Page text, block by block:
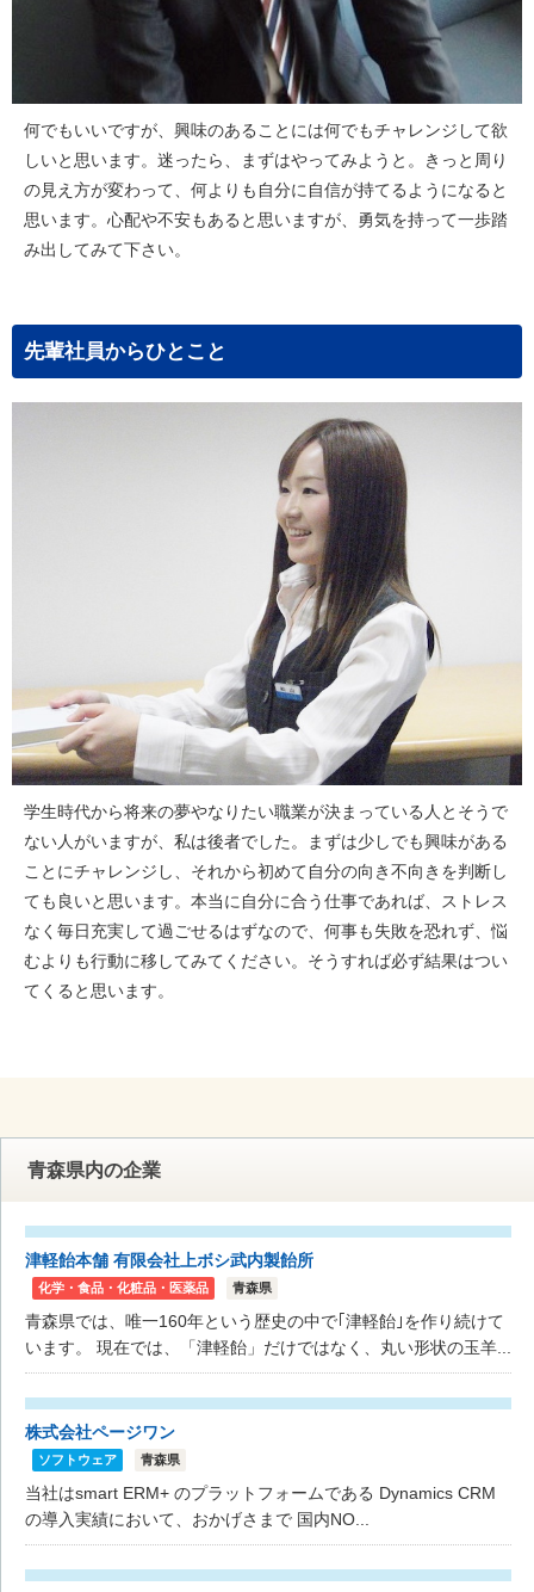
何でもいいですが、興味のあることには何でもチャレンジして欲
しいと思います。迷ったら、まずはやってみようと。きっと周り
の見え方が変わって、何よりも自分に自信が持てるようになると
思います。心配や不安もあると思いますが、勇気を持って一歩踏
み出してみて下さい。
先輩社員からひとこと
学生時代から将来の夢やなりたい職業が決まっている人とそうで
ない人がいますが、私は後者でした。まずは少しでも興味がある
ことにチャレンジし、それから初めて自分の向き不向きを判断し
ても良いと思います。本当に自分に合う仕事であれば、ストレス
なく毎日充実して過ごせるはずなので、何事も失敗を恐れず、悩
むよりも行動に移してみてください。そうすれば必ず結果はつい
てくると思います。
青森県内の企業
津軽飴本舗 有限会社上ボシ武内製飴所
化学・食品・化粧品・医薬品 青森県
青森県では、唯一160年という歴史の中で｢津軽飴｣を作り続けて
います。 現在では、「津軽飴」だけではなく、丸い形状の玉羊...
株式会社ページワン
ソフトウェア 青森県
当社はsmart ERM+ のプラットフォームである Dynamics CRM
の導入実績において、おかげさまで 国内NO...